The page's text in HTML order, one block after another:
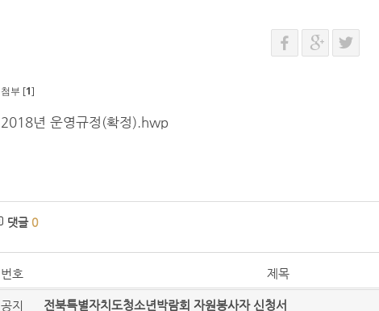
첨부 [1]
2018년 운영규정(확정).hwp
댓글 0
번호 제목
공지 전북특별자치도청소년박람회 자원봉사자 신청서